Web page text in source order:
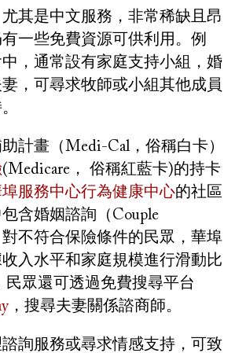
其是中文服務，非常稀缺且昂
一些免費資源可供利用。例
，通常設有家庭支持小組，婚
，可尋求牧師或小組其他成員
計畫（Medi-Cal，俗稱白卡）
(Medicare， 俗稱紅藍卡)的持卡
服務中心行為健康中心的社區
含婚姻諮詢（Couple
對不符合保險條件的民眾，華埠
入水平和家庭規模進行滑動比
民眾還可透過免費搜尋平台
，搜尋夫妻關係諮商師。
詢服務或尋求情感支持，可致